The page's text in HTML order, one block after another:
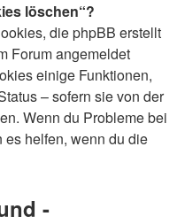
löschen“?
die phpBB erstellt
Forum angemeldet
einige Funktionen,
– sofern sie von der
Wenn du Probleme bei
es helfen, wenn du die
-